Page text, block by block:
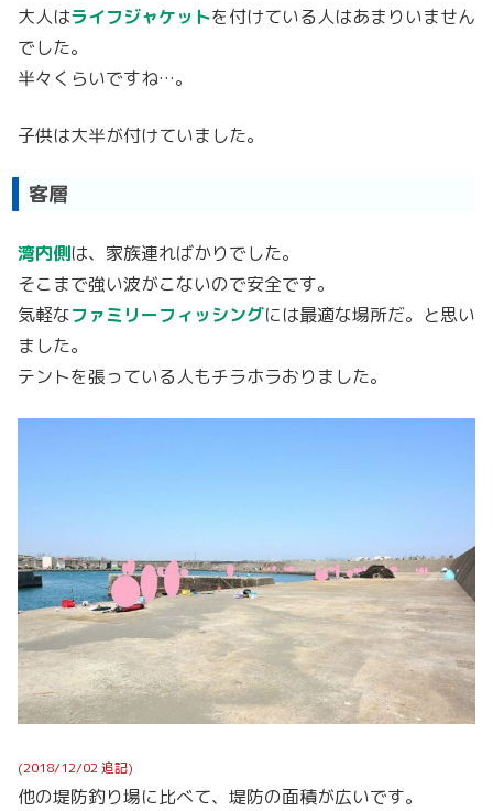
大人はライフジャケットを付けている人はあまりいません
でした。
半々くらいですね…。
子供は大半が付けていました。
客層
湾内側は、家族連ればかりでした。
そこまで強い波がこないので安全です。
気軽なファミリーフィッシングには最適な場所だ。と思い
ました。
テントを張っている人もチラホラおりました。
(2018/12/02 追記)
他の堤防釣り場に比べて、堤防の面積が広いです。